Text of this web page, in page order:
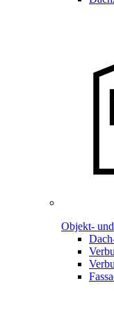
Objekt-